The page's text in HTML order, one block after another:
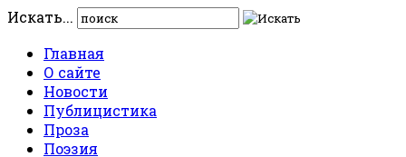
Искать...
Главная
О сайте
Новости
Публицистика
Проза
Поэзия